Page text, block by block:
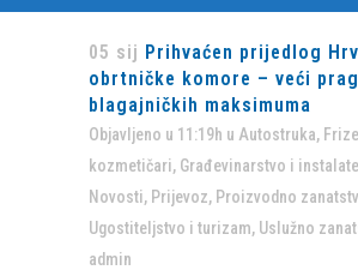
05 sij Prihvaćen prijedlog
obrtničke komore – veći
blagajničkih maksimuma
Objavljeno u 11:19h u Autostruka,
kozmetičari, Građevinarstvo i
Novosti, Prijevoz, Proizvodno
Ugostiteljstvo i turizam, Uslužno
admin